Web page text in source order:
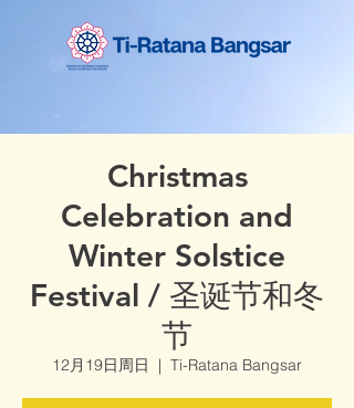
Christmas
Celebration and
Winter Solstice
Festival / 圣诞节和冬
节
12月19日周日
  |
Ti-Ratana Bangsar